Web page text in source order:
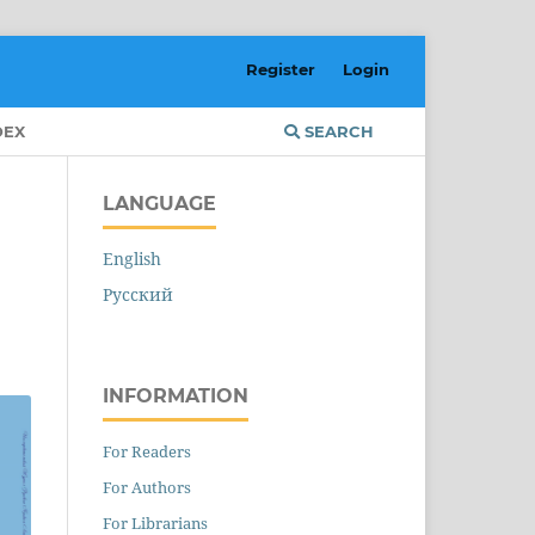
SEARCH
Register Login
LANGUAGE
English
Русский
INFORMATION
For Readers
For Authors
For Librarians